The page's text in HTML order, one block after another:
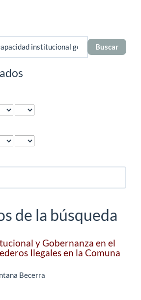
de la búsqueda
y Gobernanza en el
Ilegales en la Comuna
Becerra